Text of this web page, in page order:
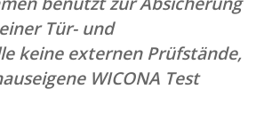
Tür- und
keine externen Prüfstände,
WICONA Test